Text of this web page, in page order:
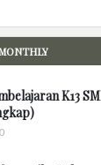
K13